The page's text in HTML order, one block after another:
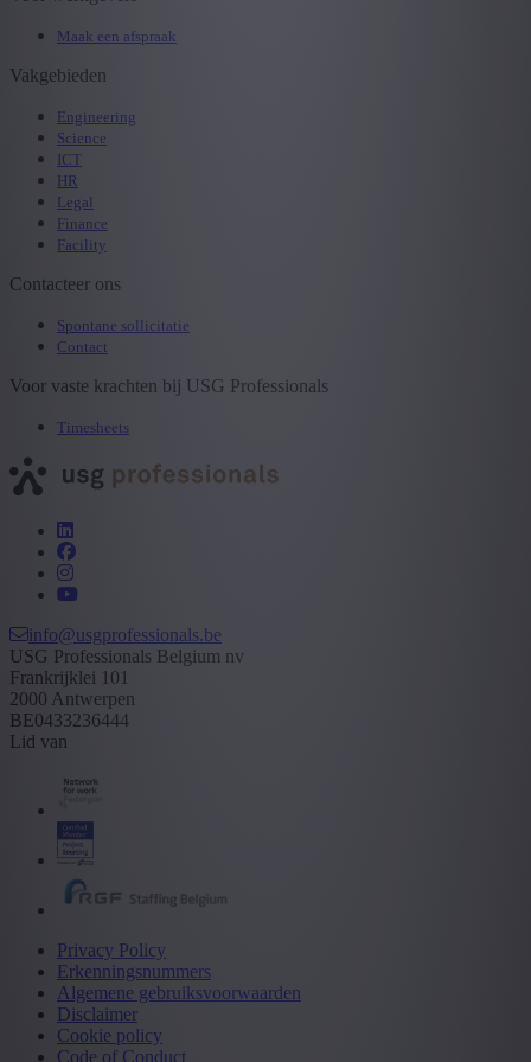
Maak een afspraak
Vakgebieden
Engineering
Science
ICT
HR
Legal
Finance
Facility
Contacteer ons
Spontane sollicitatie
Contact
Voor vaste krachten bij USG Professionals
Timesheets
info@usgprofessionals.be
USG Professionals Belgium nv
Frankrijklei 101
2000 Antwerpen
BE0433236444
Lid van
Privacy Policy
Erkenningsnummers
Algemene gebruiksvoorwaarden
Disclaimer
Cookie policy
Code of Conduct